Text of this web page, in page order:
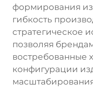
формирования
гибкость
стратегическое
позволяя
востребованные
конфигурации